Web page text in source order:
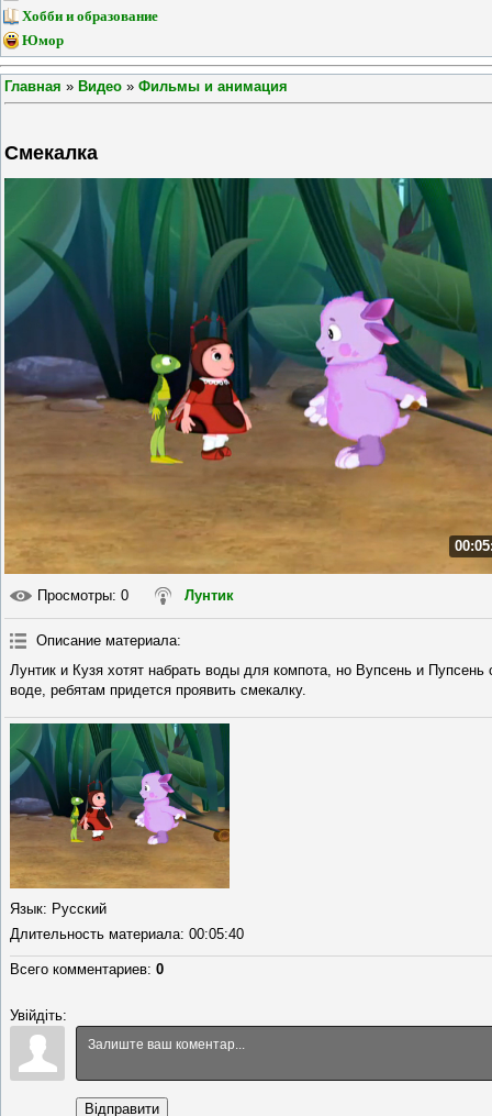
Хобби и образование
Юмор
Главная » Видео » Фильмы и анимация
Смекалка
Просмотры: 0 Лунтик
Описание материала:
Лунтик и Кузя хотят набрать воды для компота, но Вупсень и
воде, ребятам придется проявить смекалку.
Язык: Русский
Длительность материала: 00:05:40
Всего комментариев: 0
Увійдіть:
Відправити